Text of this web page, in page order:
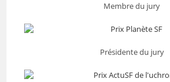
Membre du jury
Présidente du jury